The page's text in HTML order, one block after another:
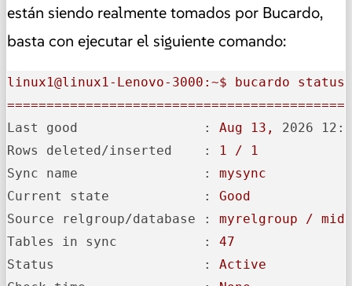
están siendo realmente tomados por Bucardo,
basta con ejecutar el siguiente comando:
linux1@linux1-Lenovo-3000:~$ bucardo
status
Last good                :
Aug 13 ,
2026
Rows deleted/inserted    :
1 /
1
Sync name                :
mysync
Current state            :
Good
Source relgroup/database :
myrelgroup /
Tables in sync           :
47
Status                   :
Active